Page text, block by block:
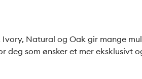
Natural og Oak gir mange
deg som ønsker et mer eksklusivt